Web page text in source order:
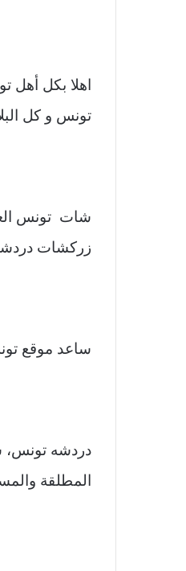
اهلا بكل أهل
تونس و كل
شات تونس
زركشات
ساعد موقع
دردشه تونس،
المطلقة